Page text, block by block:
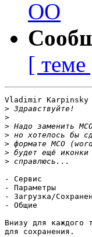
ОО
[ теме
Vladimir Karpinsky
>
>
>
>
>
>
>
- Сервис
- Параметры
- Загрузка/
- Общие
Внизу для
для сохранения.